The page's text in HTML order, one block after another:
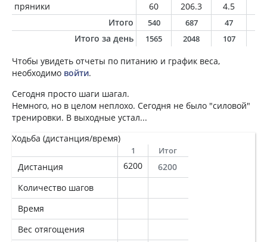
пряники
60 206.3 4.5
Итого
540 687 47
Итого за день 1565 2048 107
Чтобы увидеть отчеты по питанию и график веса,
необходимо войти.
Сегодня просто шаги шагал.
Немного, но в целом неплохо. Сегодня не было "силовой"
тренировки. В выходные устал...
Ходьба (дистанция/время)
1 Итог
Дистанция 6200
6200
Количество шагов
Время
Вес отягощения